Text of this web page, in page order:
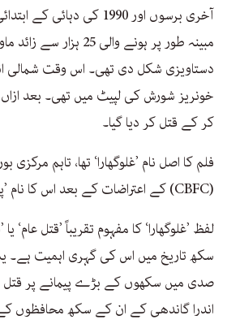
آخری برسوں اور 1990 کی
مبینہ طور پر ہونے والی
دستاویزی شکل دی تھی۔ اس وقت شمالی
کر کے قتل کر دیا گیا۔
فلم کا اصل نام ’غلوگھارا‘ تھا، تاہم مرکزی
(CBFC) کے اعتراضات کے بعد اس کا نام ’پنجاب 95‘ رکھ دیا گیا۔
لفظ ’غلوگھارا‘ کا مفہوم تقریباً ’قتل عام‘
اندرا گاندھی کے ان کے سکھ محافظوں